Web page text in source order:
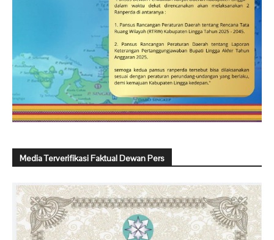
Media Terverifikasi Faktual Dewan Pers